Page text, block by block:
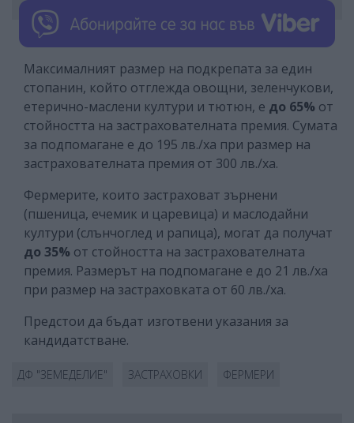
Максималният размер на подкрепата за един
стопанин, който отглежда овощни, зеленчукови,
етерично-маслени култури и тютюн, е до 65% от
стойността на застрахователната премия. Сумата
за подпомагане e до 195 лв./ха при размер на
застрахователната премия от 300 лв./ха.
Фермерите, които застраховат зърнени
(пшеница, ечемик и царевица) и маслодайни
култури (слънчоглед и рапица), могат да получат
до 35% от стойността на застрахователната
премия. Размерът на подпомагане е до 21 лв./ха
при размер на застраховката от 60 лв./ха.
Предстои да бъдат изготвени указания за
кандидатстване.
ДФ "ЗЕМЕДЕЛИЕ" ЗАСТРАХОВКИ ФЕРМЕРИ